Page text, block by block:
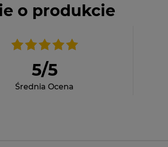
o produkcie
5/5
Średnia Ocena